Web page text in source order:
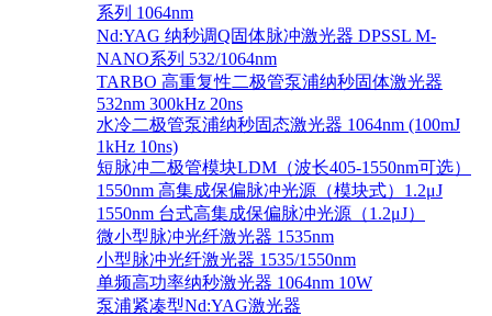
系列 1064nm
Nd:YAG 纳秒调Q固体脉冲激光器 DPSSL M-
NANO系列 532/1064nm
TARBO 高重复性二极管泵浦纳秒固体激光器
532nm 300kHz 20ns
水冷二极管泵浦纳秒固态激光器 1064nm (100mJ
1kHz 10ns)
短脉冲二极管模块LDM（波长405-1550nm可选）
1550nm 高集成保偏脉冲光源（模块式）1.2μJ
1550nm 台式高集成保偏脉冲光源（1.2μJ）
微小型脉冲光纤激光器 1535nm
小型脉冲光纤激光器 1535/1550nm
单频高功率纳秒激光器 1064nm 10W
泵浦紧凑型Nd:YAG激光器